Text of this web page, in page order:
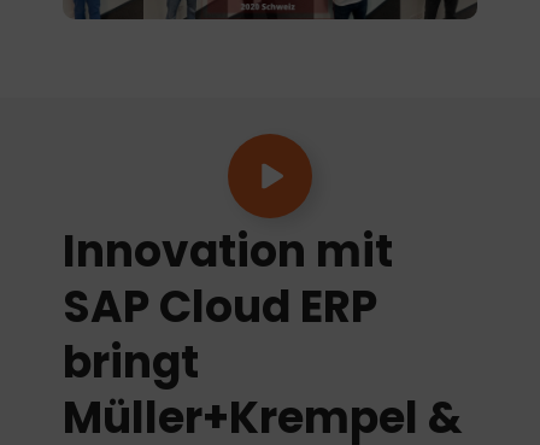
Innovation mit
SAP Cloud ERP
bringt
Müller+Krempel &